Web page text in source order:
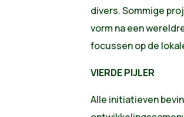
divers. Sommige
vorm na een
focussen op de
VIERDE PIJLER
Alle initiatieven